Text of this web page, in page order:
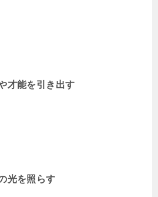
才能を引き出す
光を照らす